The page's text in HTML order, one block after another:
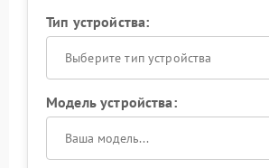
Тип устройства:
Выберите тип устройства
Модель устройства: